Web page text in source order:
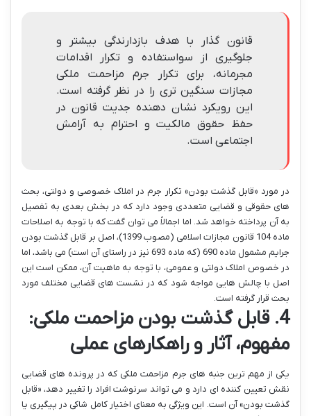
قانون گذار با هدف بازدارندگی بیشتر و
جلوگیری از سواستفاده و تکرار اقدامات
مجرمانه، برای تکرار جرم مزاحمت ملکی
مجازات سنگین تری را در نظر گرفته است.
این رویکرد نشان دهنده جدیت قانون در
حفظ حقوق مالکیت و احترام به آرامش
اجتماعی است.
در مورد «قابل گذشت بودن» تکرار جرم در املاک خصوصی و دولتی، بحث
های حقوقی و قضایی متعددی وجود دارد که در بخش بعدی به تفصیل
به آن پرداخته خواهد شد. اما اجمالاً می توان گفت که با توجه به اصلاحات
ماده 104 قانون مجازات اسلامی (مصوب 1399)، اصل بر قابل گذشت بودن
جرایم مشمول ماده 690 (که ماده 693 نیز در راستای آن است) می باشد، اما
در خصوص املاک دولتی و عمومی، با توجه به ماهیت آن، ممکن است این
اصل با چالش هایی مواجه شود که در نشست های قضایی مختلف مورد
بحث قرار گرفته است.
4. قابل گذشت بودن مزاحمت ملکی:
مفهوم، آثار و راهکارهای عملی
یکی از مهم ترین جنبه های جرم مزاحمت ملکی که در پرونده های قضایی
نقش تعیین کننده ای دارد و می تواند سرنوشت افراد را تغییر دهد، «قابل
گذشت بودن» آن است. این ویژگی به معنای اختیار کامل شاکی در پیگیری یا